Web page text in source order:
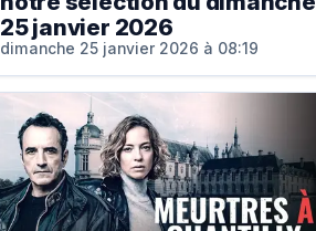
25 janvier 2026
dimanche 25 janvier 2026 à 08:19